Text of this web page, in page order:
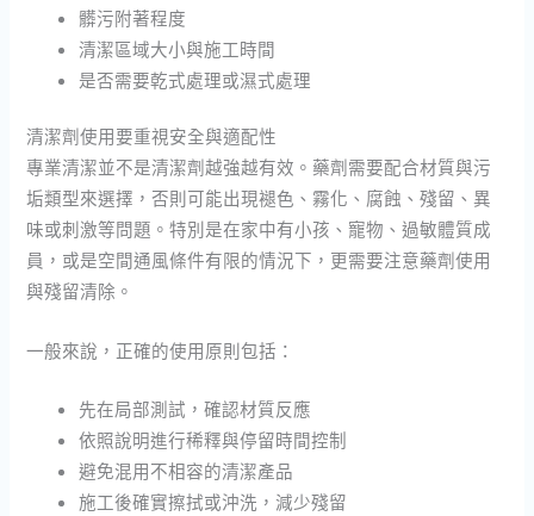
髒污附著程度
清潔區域大小與施工時間
是否需要乾式處理或濕式處理
清潔劑使用要重視安全與適配性
專業清潔並不是清潔劑越強越有效。藥劑需要配合材質與污
垢類型來選擇，否則可能出現褪色、霧化、腐蝕、殘留、異
味或刺激等問題。特別是在家中有小孩、寵物、過敏體質成
員，或是空間通風條件有限的情況下，更需要注意藥劑使用
與殘留清除。
一般來說，正確的使用原則包括：
先在局部測試，確認材質反應
依照說明進行稀釋與停留時間控制
避免混用不相容的清潔產品
施工後確實擦拭或沖洗，減少殘留